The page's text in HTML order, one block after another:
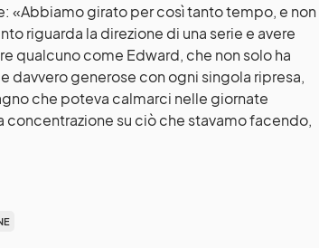
«Abbiamo girato per così tanto tempo, e non
riguarda la direzione di una serie e avere
qualcuno come Edward, che non solo ha
generose con ogni singola ripresa,
che poteva calmarci nelle giornate
concentrazione su ciò che stavamo facendo,